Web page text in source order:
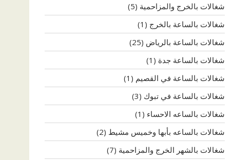
شغالات بالخرج والمزاحمية (5)
شغالات بالساعة بالخرج (1)
شغالات بالساعة بالرياض (25)
شغالات بالساعة جدة (1)
شغالات بالساعة في القصيم (1)
شغالات بالساعة في تبوك (3)
شغالات بالساعه الاحساء (1)
شغالات بالساعه بأبها وخميس مشيط (2)
شغالات بالشهر الخرج والمزاحمية (7)